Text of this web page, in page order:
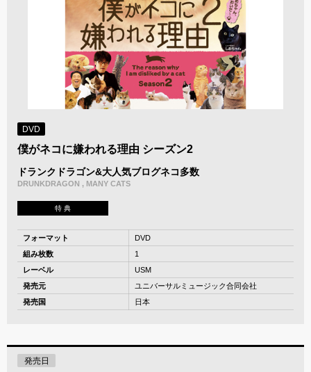
DVD
僕がネコに嫌われる理由 シーズン2
ドランクドラゴン&大人気ブログネコ多数
DRUNKDRAGON , MANY CATS
特 典
フォーマット
DVD
組み枚数
1
レーベル
USM
発売元
ユニバーサルミュージック合同会社
発売国
日本
発売日